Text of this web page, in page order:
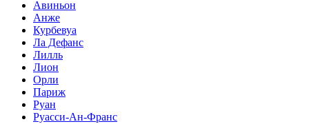
Авиньон
Анже
Курбевуа
Ла Дефанс
Лилль
Лион
Орли
Париж
Руан
Руасси-Ан-Франс